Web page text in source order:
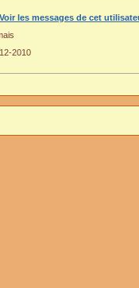
Voir les messages de cet
2010